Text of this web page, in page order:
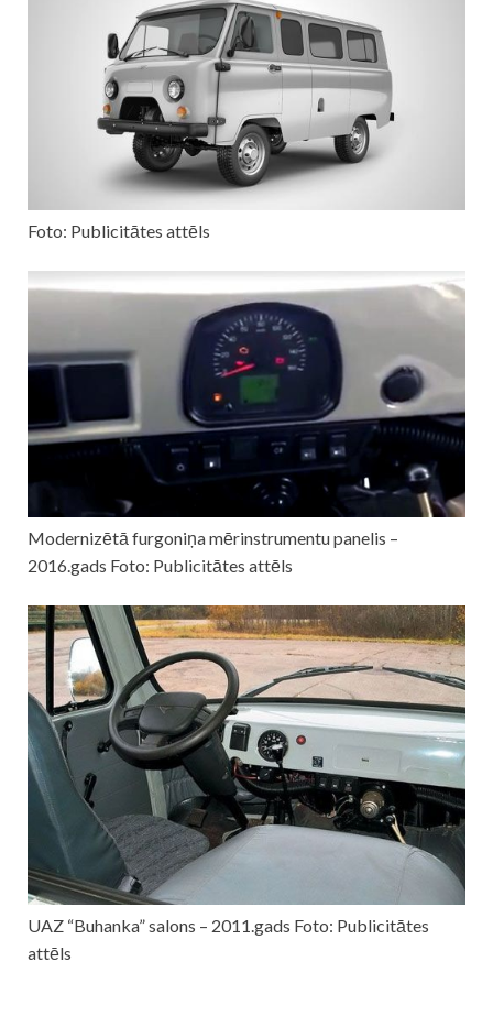
Foto: Publicitātes attēls
Modernizētā furgoniņa mērinstrumentu panelis –
2016.gads Foto: Publicitātes attēls
UAZ “Buhanka” salons – 2011.gads Foto: Publicitātes
attēls